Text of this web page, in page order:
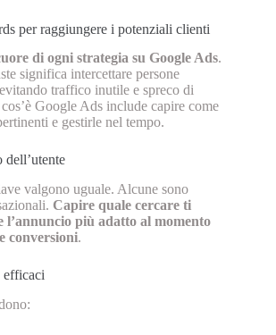
per raggiungere i potenziali clienti
di ogni strategia su Google Ads.
significa intercettare persone
traffico inutile e spreco di
Google Ads include capire come
e gestirle nel tempo.
dell’utente
valgono uguale. Alcune sono
Capire quale cercare ti
più adatto al momento
conversioni.
efficaci